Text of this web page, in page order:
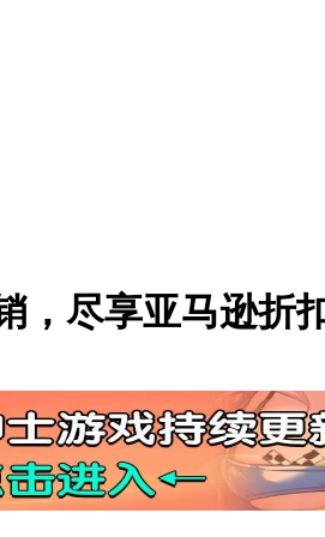
，尽享亚马逊折